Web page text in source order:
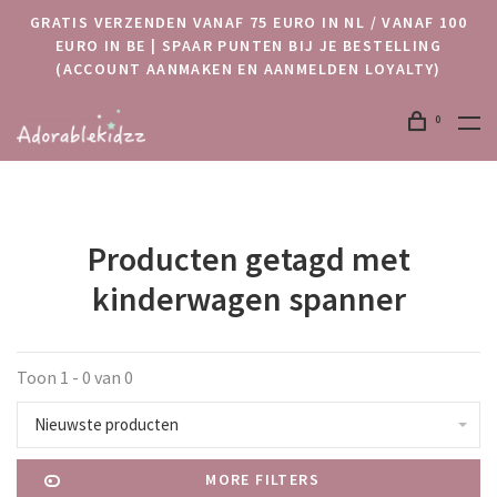
GRATIS VERZENDEN VANAF 75 EURO IN NL / VANAF 100
EURO IN BE | SPAAR PUNTEN BIJ JE BESTELLING
(ACCOUNT AANMAKEN EN AANMELDEN LOYALTY)
0
Producten getagd met
kinderwagen spanner
Toon 1 - 0 van 0
Nieuwste producten
MORE FILTERS